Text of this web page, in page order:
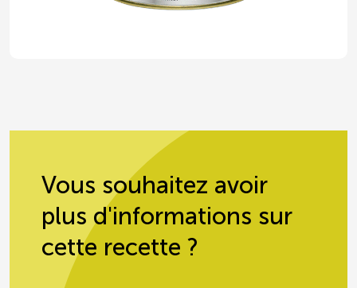
Vous souhaitez avoir
plus d'informations sur
cette recette ?